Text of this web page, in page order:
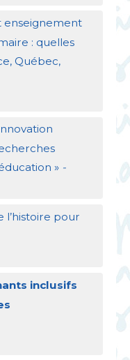
enseignement
: quelles
Québec,
» -
l’histoire pour
inclusifs